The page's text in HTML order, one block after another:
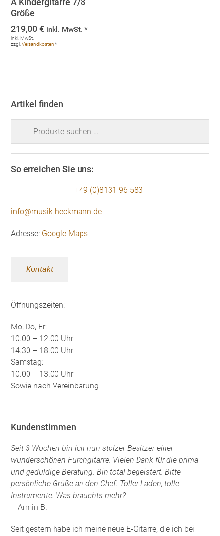
A Kindergitarre 7/8
Größe
219,00€ inkl. MwSt. *
inkl. MwSt.
zzgl.Versandkosten *
Artikel finden
So erreichen Sie uns:
+49 (0)8131 96 583
info@musik-heckmann.de
Adresse: Google Maps
Kontakt
Öffnungszeiten:
Mo, Do, Fr:
10.00 – 12.00 Uhr
14.30 – 18.00 Uhr
Samstag:
10.00 – 13.00 Uhr
Sowie nach Vereinbarung
Kundenstimmen
Seit 3 Wochen bin ich nun stolzer Besitzer einer
wunderschönen Furchgitarre. Vielen Dank für die prima
und geduldige Beratung. Bin total begeistert. Bitte
persönliche Grüße an den Chef. Toller Laden, tolle
Instrumente. Was brauchts mehr?
– Armin B.
Seit gestern habe ich meine neue E-Gitarre, die ich bei